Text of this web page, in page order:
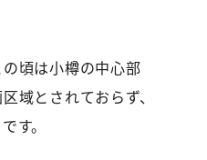
頃は小樽の中心部
域とされておらず、
す。